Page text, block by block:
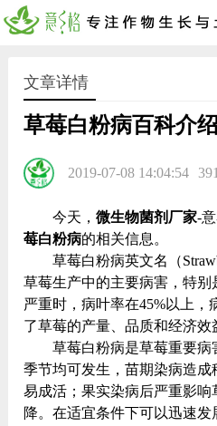
文章详情
草莓白粉病百科介
2019-07-08 14:04:54
今天，微生物菌剂厂家-
莓白粉病的相关信息。
草莓白粉病英文名（
草莓生产中的主要病害，特
严重时，病叶率在45%以上，
了草莓的产量、品质和经济效
草莓白粉病是草莓重要
季节均可发生，苗期染病造
易成活；果实染病后严重影响
降。在适宜条件下可以迅速